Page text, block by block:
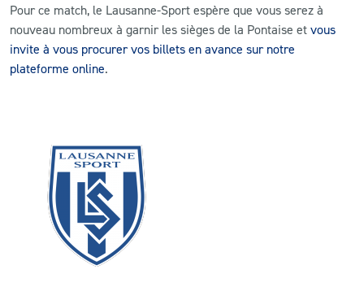
MATCH DES CELEBRITES
PRESSE ET MEDIAS
Pour ce match, le Lausanne-Sport espère que vous serez à
nouveau nombreux à garnir les sièges de la Pontaise et vous
invite à vous procurer vos billets en avance sur notre
plateforme online.